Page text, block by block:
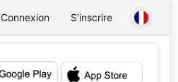
Connexion S'inscrire